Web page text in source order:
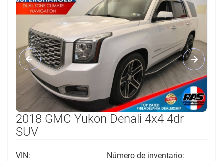
2018 GMC Yukon Denali 4x4 4dr
SUV
VIN:
Número de inventario: